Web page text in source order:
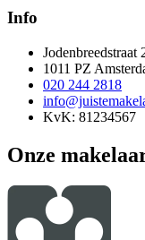
Info
Jodenbreedstraat
1011 PZ
020 244 2818
KvK: 81234567
Onze